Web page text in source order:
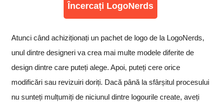
Încercați LogoNerds
Atunci când achiziționați un pachet de logo de la LogoNerds,
unul dintre designeri va crea mai multe modele diferite de
design dintre care puteți alege. Apoi, puteți cere orice
modificări sau revizuiri doriți. Dacă până la sfârșitul procesului
nu sunteți mulțumiți de niciunul dintre logourile create, aveți